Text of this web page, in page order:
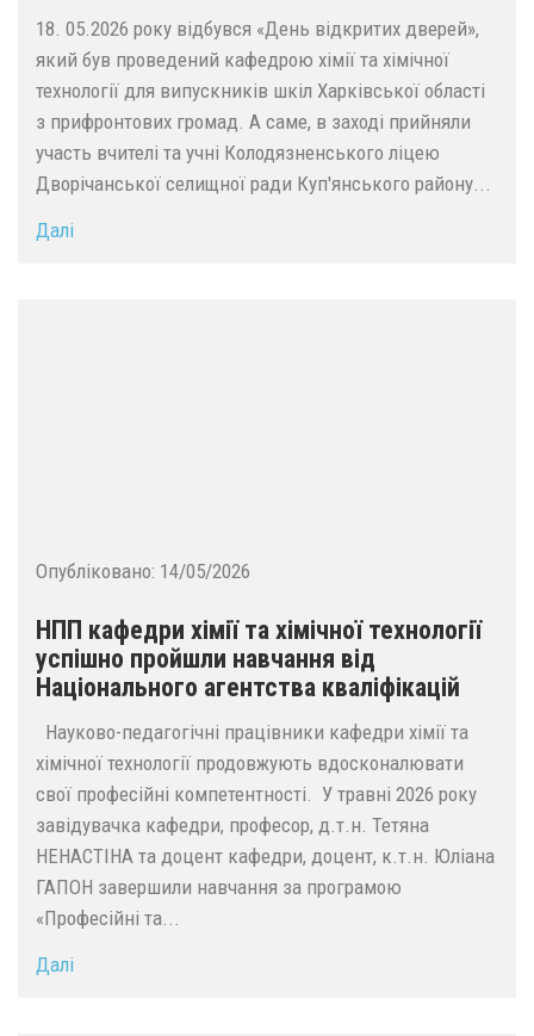
18. 05.2026 року відбувся «День відкритих дверей»,
який був проведений кафедрою хімії та хімічної
технології для випускників шкіл Харківської області
з прифронтових громад. А саме, в заході прийняли
участь вчителі та учні Колодязненського ліцею
Дворічанської селищної ради Куп'янського району...
Далі
Опубліковано: 14/05/2026
НПП кафедри хімії та хімічної технології
успішно пройшли навчання від
Національного агентства кваліфікацій
Науково-педагогічні працівники кафедри хімії та
хімічної технології продовжують вдосконалювати
свої професійні компетентності. У травні 2026 року
завідувачка кафедри, професор, д.т.н. Тетяна
НЕНАСТІНА та доцент кафедри, доцент, к.т.н. Юліана
ГАПОН завершили навчання за програмою
«Професійні та...
Далі